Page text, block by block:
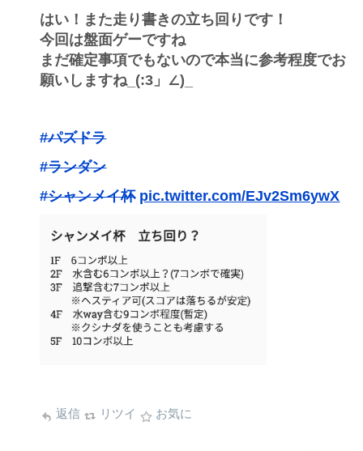
はい！また走り書きの立ち回りです！
今回は盤面ゲーですね
まだ確定事項でもないので本当に参考程度でお
願いしますね_(:3」∠)_
#パズドラ
#ランダン
#シャンメイ杯 pic.twitter.com/EJv2Sm6ywX
返信 リツイ お気に